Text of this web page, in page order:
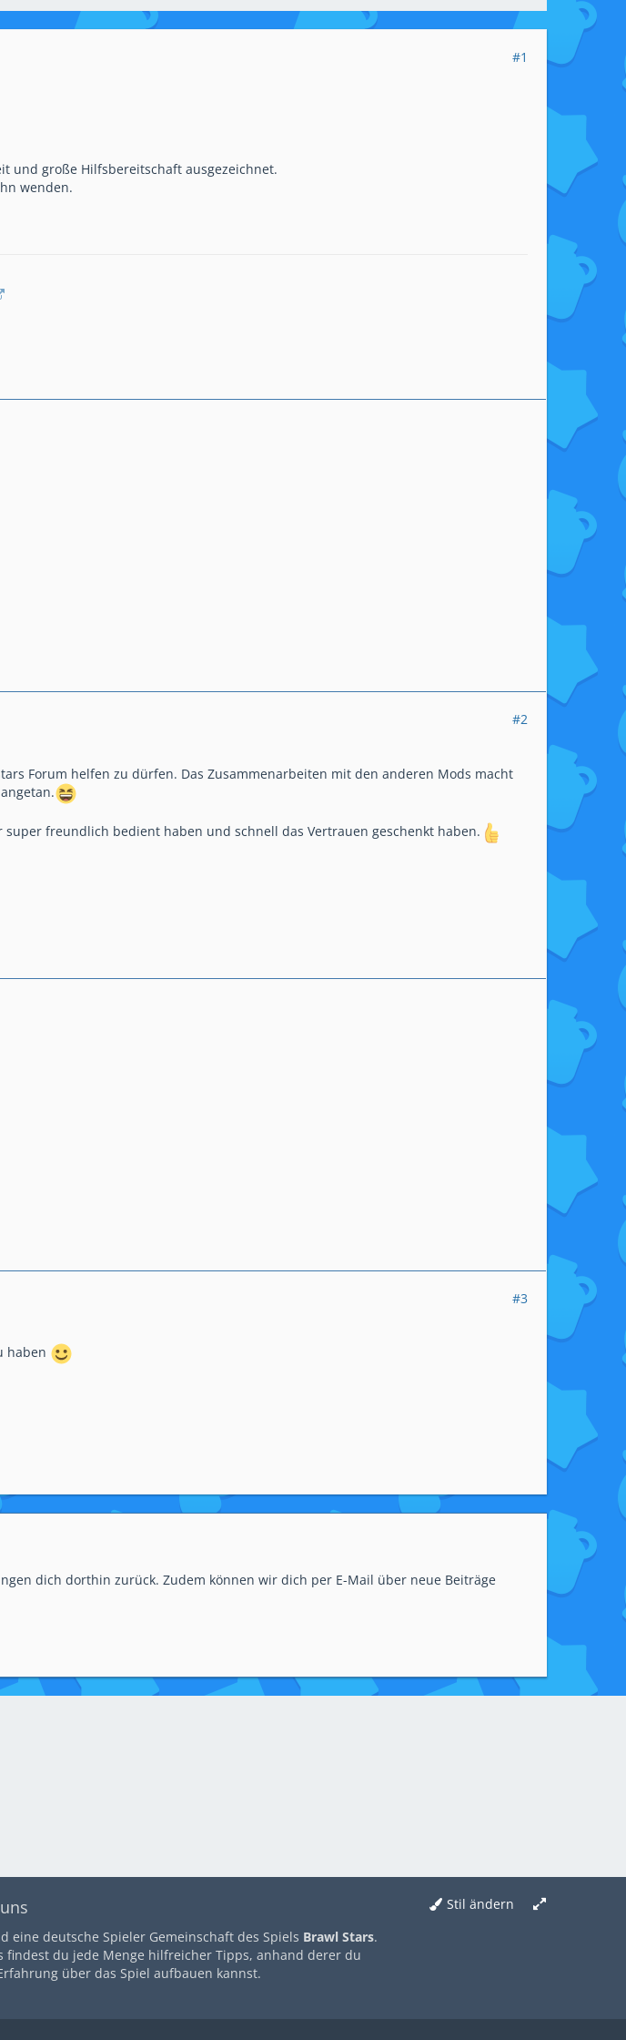
#1
und große Hilfsbereitschaft ausgezeichnet.
wenden.
#2
Forum helfen zu dürfen. Das Zusammenarbeiten mit den anderen Mods macht
freundlich bedient haben und schnell das Vertrauen geschenkt haben.
#3
haben
dich dorthin zurück. Zudem können wir dich per E-Mail über neue Beiträge
Stil ändern
eine deutsche Spieler Gemeinschaft des Spiels Brawl Stars.
findest du jede Menge hilfreicher Tipps, anhand derer du
über das Spiel aufbauen kannst.